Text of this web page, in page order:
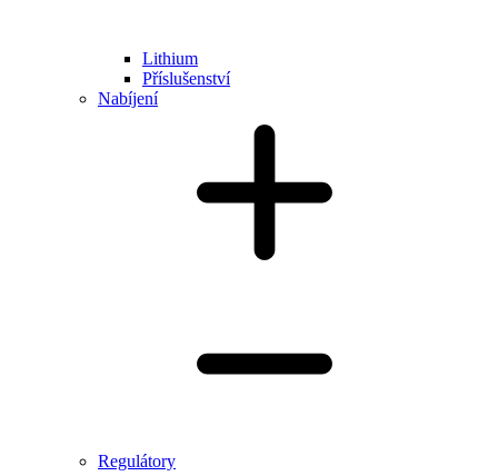
Lithium
Příslušenství
Nabíjení
Regulátory